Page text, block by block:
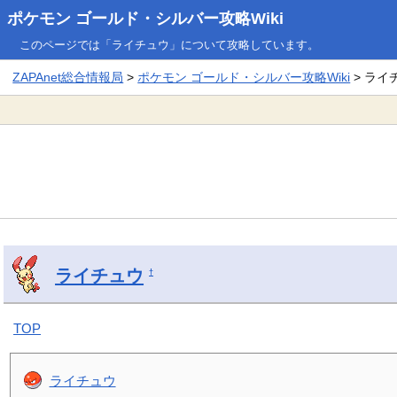
ポケモン ゴールド・シルバー攻略Wiki
このページでは「ライチュウ」について攻略しています。
ZAPAnet総合情報局 >ポケモン ゴールド・シルバー攻略Wiki > ライ
ライチュウ †
TOP
ライチュウ